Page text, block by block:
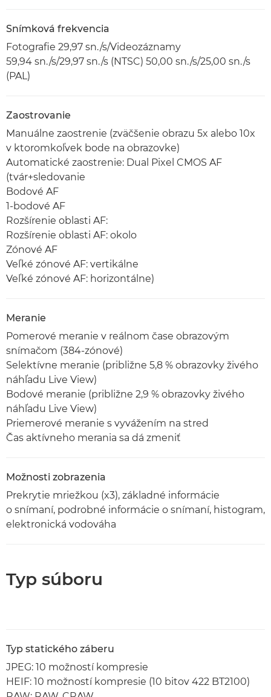
Snímková frekvencia
Fotografie 29,97 sn./s/Videozáznamy
59,94 sn./s/29,97 sn./s (NTSC) 50,00 sn./s/25,00 sn./s
(PAL)
Zaostrovanie
Manuálne zaostrenie (zväčšenie obrazu 5x alebo 10x
v ktoromkoľvek bode na obrazovke)
Automatické zaostrenie: Dual Pixel CMOS AF
(tvár+sledovanie
Bodové AF
1-bodové AF
Rozšírenie oblasti AF:
Rozšírenie oblasti AF: okolo
Zónové AF
Veľké zónové AF: vertikálne
Veľké zónové AF: horizontálne)
Meranie
Pomerové meranie v reálnom čase obrazovým
snímačom (384-zónové)
Selektívne meranie (približne 5,8 % obrazovky živého
náhľadu Live View)
Bodové meranie (približne 2,9 % obrazovky živého
náhľadu Live View)
Priemerové meranie s vyvážením na stred
Čas aktívneho merania sa dá zmeniť
Možnosti zobrazenia
Prekrytie mriežkou (x3), základné informácie
o snímaní, podrobné informácie o snímaní, histogram,
elektronická vodováha
Typ súboru
Typ statického záberu
JPEG: 10 možností kompresie
HEIF: 10 možností kompresie (10 bitov 422 BT2100)